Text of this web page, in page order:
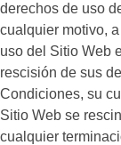
derechos de uso
cualquier motivo,
uso del Sitio Web
rescisión de sus
Condiciones, su
Sitio Web se
cualquier